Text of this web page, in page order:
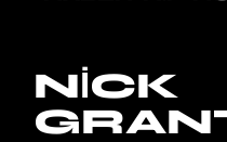
NICK